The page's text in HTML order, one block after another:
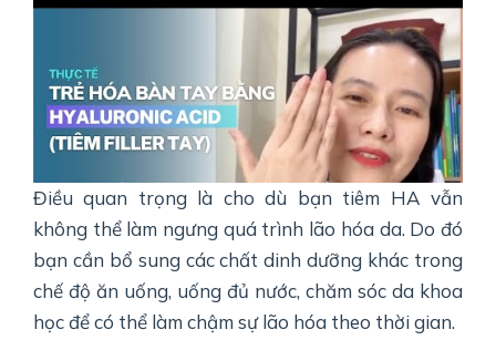
Điều quan trọng là cho dù bạn tiêm HA vẫn
không thể làm ngưng quá trình lão hóa da. Do đó
bạn cần bổ sung các chất dinh dưỡng khác trong
chế độ ăn uống, uống đủ nước, chăm sóc da khoa
học để có thể làm chậm sự lão hóa theo thời gian.